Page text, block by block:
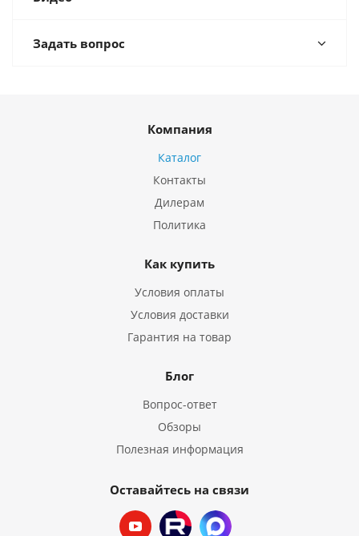
Задать вопрос
Компания
Каталог
Контакты
Дилерам
Политика
Как купить
Условия оплаты
Условия доставки
Гарантия на товар
Блог
Вопрос-ответ
Обзоры
Полезная информация
Оставайтесь на связи